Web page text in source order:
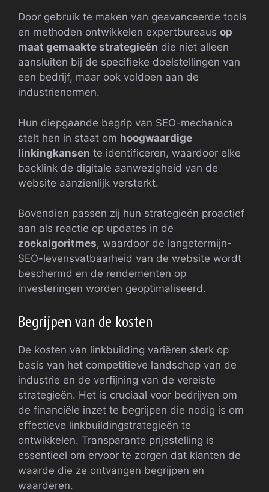
Door gebruik te maken van geavanceerde tools
en methoden ontwikkelen expertbureaus op
maat gemaakte strategieën die niet alleen
aansluiten bij de specifieke doelstellingen van
een bedrijf, maar ook voldoen aan de
industrienormen.
Hun diepgaande begrip van SEO-mechanica
stelt hen in staat om hoogwaardige
linkingkansen te identificeren, waardoor elke
backlink de digitale aanwezigheid van de
website aanzienlijk versterkt.
Bovendien passen zij hun strategieën proactief
aan als reactie op updates in de
zoekalgoritmes, waardoor de langetermijn-
SEO-levensvatbaarheid van de website wordt
beschermd en de rendementen op
investeringen worden geoptimaliseerd.
Begrijpen van de kosten
De kosten van linkbuilding variëren sterk op
basis van het competitieve landschap van de
industrie en de verfijning van de vereiste
strategieën. Het is cruciaal voor bedrijven om
de financiële inzet te begrijpen die nodig is om
effectieve linkbuildingstrategieën te
ontwikkelen. Transparante prijsstelling is
essentieel om ervoor te zorgen dat klanten de
waarde die ze ontvangen begrijpen en
waarderen.